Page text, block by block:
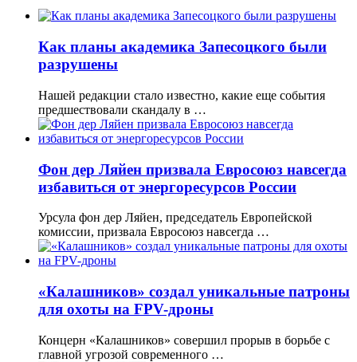
Как планы академика Запесоцкого были
разрушены
Нашей редакции стало известно, какие еще события
предшествовали скандалу в …
Фон дер Ляйен призвала Евросоюз навсегда
избавиться от энергоресурсов России
Урсула фон дер Ляйен, председатель Европейской
комиссии, призвала Евросоюз навсегда …
«Калашников» создал уникальные патроны
для охоты на FPV-дроны
Концерн «Калашников» совершил прорыв в борьбе с
главной угрозой современного …